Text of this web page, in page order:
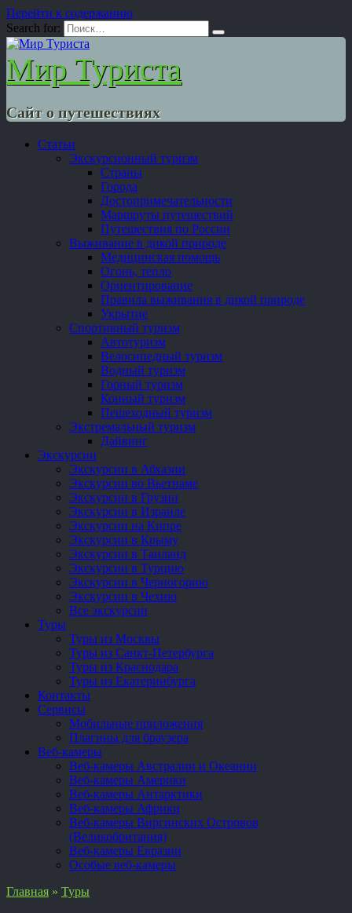
Перейти к содержанию
Search for:
Мир Туриста
Сайт о путешествиях
Статьи
Экскурсионный туризм
Страны
Города
Достопримечательности
Маршруты путешествий
Путешествия по России
Выживание в дикой природе
Медицинская помощь
Огонь, тепло
Ориентирование
Правила выживания в дикой природе
Укрытие
Спортивный туризм
Автотуризм
Велосипедный туризм
Водный туризм
Горный туризм
Конный туризм
Пешеходный туризм
Экстремальный туризм
Дайвинг
Экскурсии
Экскурсии в Абхазии
Экскурсии во Вьетнаме
Экскурсии в Грузии
Экскурсии в Израиле
Экскурсии на Кипре
Экскурсии в Крыму
Экскурсии в Таиланд
Экскурсии в Турцию
Экскурсии в Черногорию
Экскурсии в Чехию
Все экскурсии
Туры
Туры из Москвы
Туры из Санкт-Петербурга
Туры из Краснодара
Туры из Екатеринбурга
Контакты
Сервисы
Мобильные приложения
Плагины для браузера
Веб-камеры
Веб-камеры Австралии и Океании
Веб-камеры Америки
Веб-камеры Антарктики
Веб-камеры Африки
Веб-камеры Виргинских Островов
(Великобритания)
Веб-камеры Евразии
Особые веб-камеры
Главная » Туры